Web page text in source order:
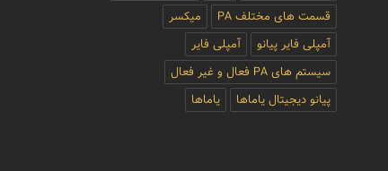
قسمت های مختلف PA
میکسر
آمپلی فایر پیانو
آمپلی فایر
سیستم های PA فعال و غیر فعال
پیانو دیجیتال یاماها
یاماها